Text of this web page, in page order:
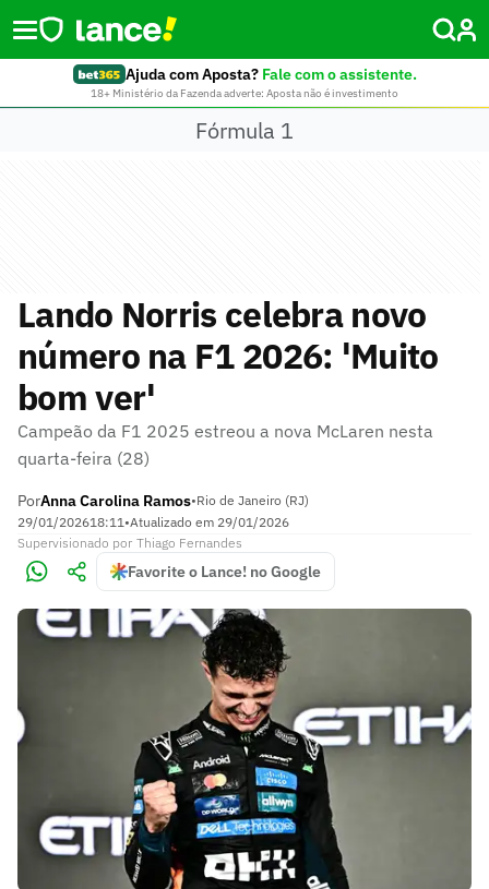
Ajuda com Aposta? Fale com o assistente.
18+ Ministério da Fazenda adverte: Aposta não é investimento
Fórmula 1
Lando Norris celebra novo
número na F1 2026: 'Muito
bom ver'
Campeão da F1 2025 estreou a nova McLaren nesta
quarta-feira (28)
PorAnna Carolina Ramos•Rio de Janeiro (RJ)
29/01/202618:11•Atualizado em 29/01/2026
Supervisionado por Thiago Fernandes
Favorite o Lance! no Google